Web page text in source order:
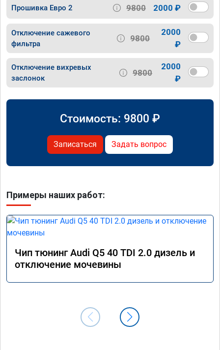
Прошивка Евро 2 9800 2000 ₽
Отключение сажевого
фильтра
9800
2000
₽
Отключение вихревых
заслонок
9800
2000
₽
Стоимость: 9800 ₽
Записаться Задать вопрос
Примеры наших работ:
Чип тюнинг Audi Q5 40 TDI 2.0 дизель и
отключение мочевины